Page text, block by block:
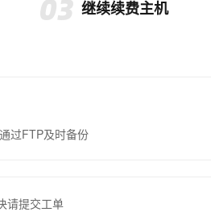
继续续费主机
过FTP及时备份
请提交工单